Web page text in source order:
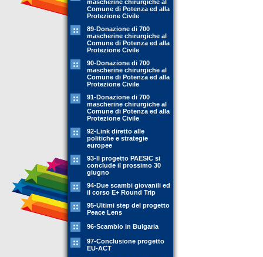
mascherine chirurgiche al
Comune di Potenza ed alla
Protezione Civile
89-Donazione di 700
mascherine chirurgiche al
Comune di Potenza ed alla
Protezione Civile
90-Donazione di 700
mascherine chirurgiche al
Comune di Potenza ed alla
Protezione Civile
91-Donazione di 700
mascherine chirurgiche al
Comune di Potenza ed alla
Protezione Civile
92-Link diretto alle
politiche e strategie
europee
93-Il progetto PAESIC si
conclude il prossimo 30
giugno
94-Due scambi giovanili ed
il corso E+ Round Trip
95-Ultimi step del progetto
Peace Lens
96-Scambio in Bulgaria
97-Conclusione progetto
EU-ACT